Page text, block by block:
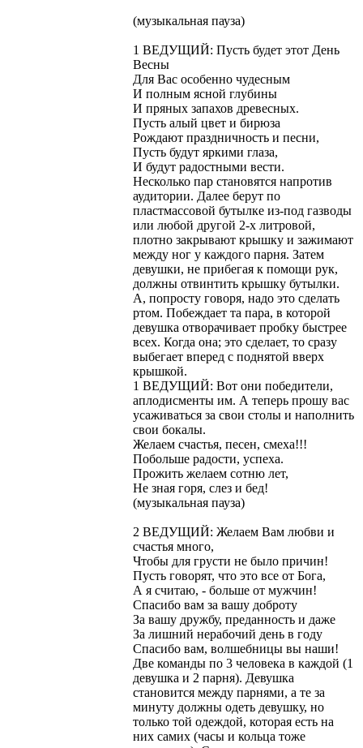
(музыкальная пауза)
1 ВЕДУЩИЙ: Пусть будет этот День
Весны
Для Вас особенно чудесным
И полным ясной глубины
И пряных запахов древесных.
Пусть алый цвет и бирюза
Рождают праздничность и песни,
Пусть будут яркими глаза,
И будут радостными вести.
Несколько пар становятся напротив
аудитории. Далее берут по
пластмассовой бутылке из-под газводы
или любой другой 2-х литровой,
плотно закрывают крышку и зажимают
между ног у каждого парня. Затем
девушки, не прибегая к помощи рук,
должны отвинтить крышку бутылки.
А, попросту говоря, надо это сделать
ртом. Побеждает та пара, в которой
девушка отворачивает пробку быстрее
всех. Когда она; это сделает, то сразу
выбегает вперед с поднятой вверх
крышкой.
1 ВЕДУЩИЙ: Вот они победители,
аплодисменты им. А теперь прошу вас
усаживаться за свои столы и наполнить
свои бокалы.
Желаем счастья, песен, смеха!!!
Побольше радости, успеха.
Прожить желаем сотню лет,
Не зная горя, слез и бед!
(музыкальная пауза)
2 ВЕДУЩИЙ: Желаем Вам любви и
счастья много,
Чтобы для грусти не было причин!
Пусть говорят, что это все от Бога,
А я считаю, - больше от мужчин!
Спасибо вам за вашу доброту
За вашу дружбу, преданность и даже
За лишний нерабочий день в году
Спасибо вам, волшебницы вы наши!
Две команды по 3 человека в каждой (1
девушка и 2 парня). Девушка
становится между парнями, а те за
минуту должны одеть девушку, но
только той одеждой, которая есть на
них самих (часы и кольца тоже